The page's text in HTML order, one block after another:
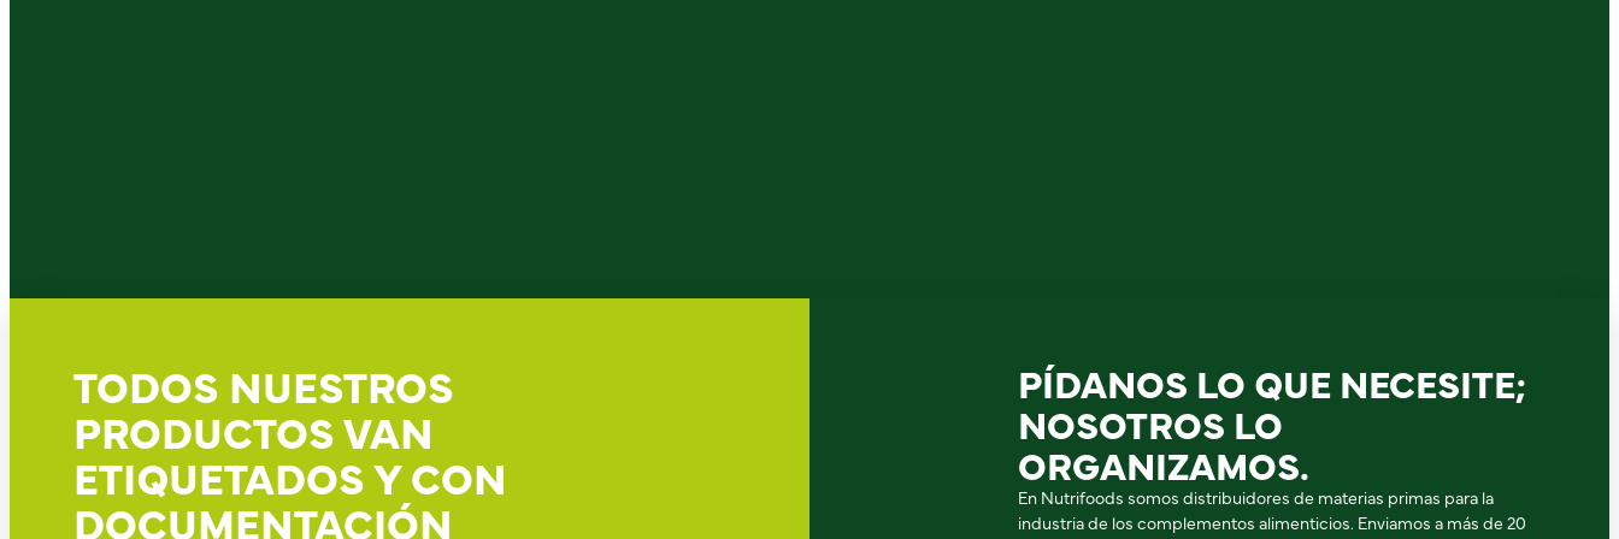
TODOS NUESTROS
PRODUCTOS VAN
ETIQUETADOS Y CON
DOCUMENTACIÓN
PÍDANOS LO QUE NECESITE;
NOSOTROS LO
ORGANIZAMOS.
En Nutrifoods somos distribuidores de materias primas para la
industria de los complementos alimenticios. Enviamos a más de 20